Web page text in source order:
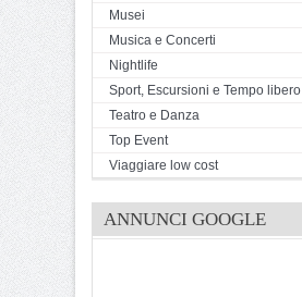
Musei
Musica e Concerti
Nightlife
Sport, Escursioni e Tempo libero
Teatro e Danza
Top Event
Viaggiare low cost
ANNUNCI GOOGLE